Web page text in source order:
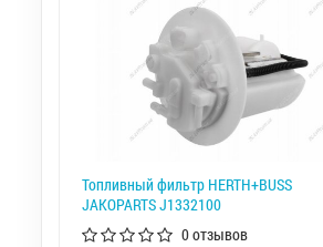
Топливный фильтр HERTH+BUSS
JAKOPARTS J1332100
0 отзывов